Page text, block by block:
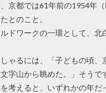
京都では61年前の1954年
とのこと。
ドワークの一環として、
ゃるには、「子どもの頃
字山から眺めた。」そうで
考えると、いずれかの年だ